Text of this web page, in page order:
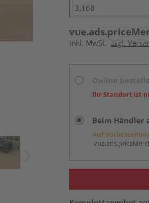
inkl. MwSt. zzgl.
Ihr Standort ist
Beim Händler
Auf